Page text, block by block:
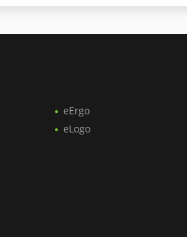
eErgo
eLogo